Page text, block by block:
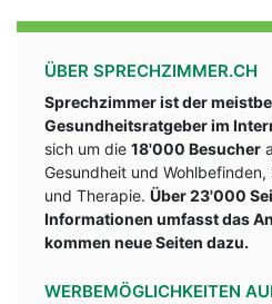
ÜBER SPRECHZIMMER.CH
Sprechzimmer ist der
Gesundheitsratgeber im
sich um die 18'000 Besucher
Gesundheit und
und Therapie. Über 23'000
Informationen umfasst das
kommen neue Seiten dazu.
WERBEMÖGLICHKEITEN